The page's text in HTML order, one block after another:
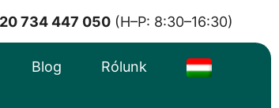
734 447 050 (H–P: 8:30–16:30)
Blog Rólunk